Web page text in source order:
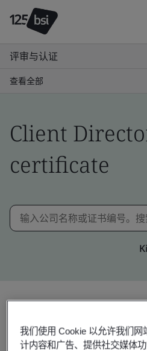
评审与认证
查看全部
Client
certificate
我们使用 Cookie 以允许我们
计内容和广告、提供社交媒体